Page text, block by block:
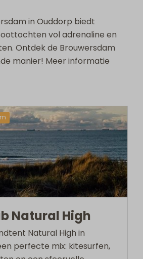
in Ouddorp biedt
vol adrenaline en
Ontdek de Brouwersdam
manier! Meer informatie
Natural High
Natural High in
perfecte mix: kitesurfen,